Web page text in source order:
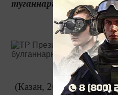
туганнары һәм
(Казан, 26 март,